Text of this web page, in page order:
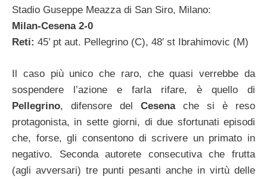
Stadio Guseppe Meazza di San Siro, Milano:
Milan-Cesena 2-0
Reti: 45’ pt aut. Pellegrino (C), 48′ st Ibrahimovic (M)
Il caso più unico che raro, che quasi verrebbe da
sospendere l’azione e farla rifare, è quello di
Pellegrino, difensore del Cesena che si è reso
protagonista, in sette giorni, di due sfortunati episodi
che, forse, gli consentono di scrivere un primato in
negativo. Seconda autorete consecutiva che frutta
(agli avversari) tre punti pesanti anche in virtù delle